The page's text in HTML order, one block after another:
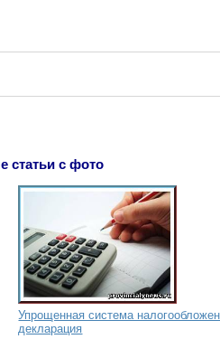
статьи с фото
Упрощенная система
декларация